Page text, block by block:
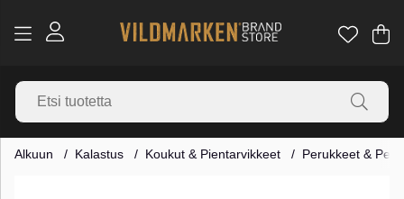
.
Alkuun Kalastus Koukut & Pientarvikkeet Perukkeet &